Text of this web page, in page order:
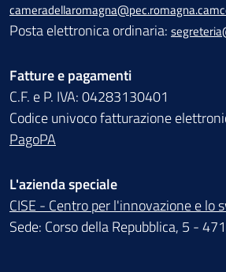
Posta elettronica ordinaria:
Fatture e pagamenti
C.F. e P. IVA: 04283130401
Codice univoco fatturazione
PagoPA
L'azienda speciale
CISE - Centro per l'innovazione e lo
Sede: Corso della Repubblica, 5 -